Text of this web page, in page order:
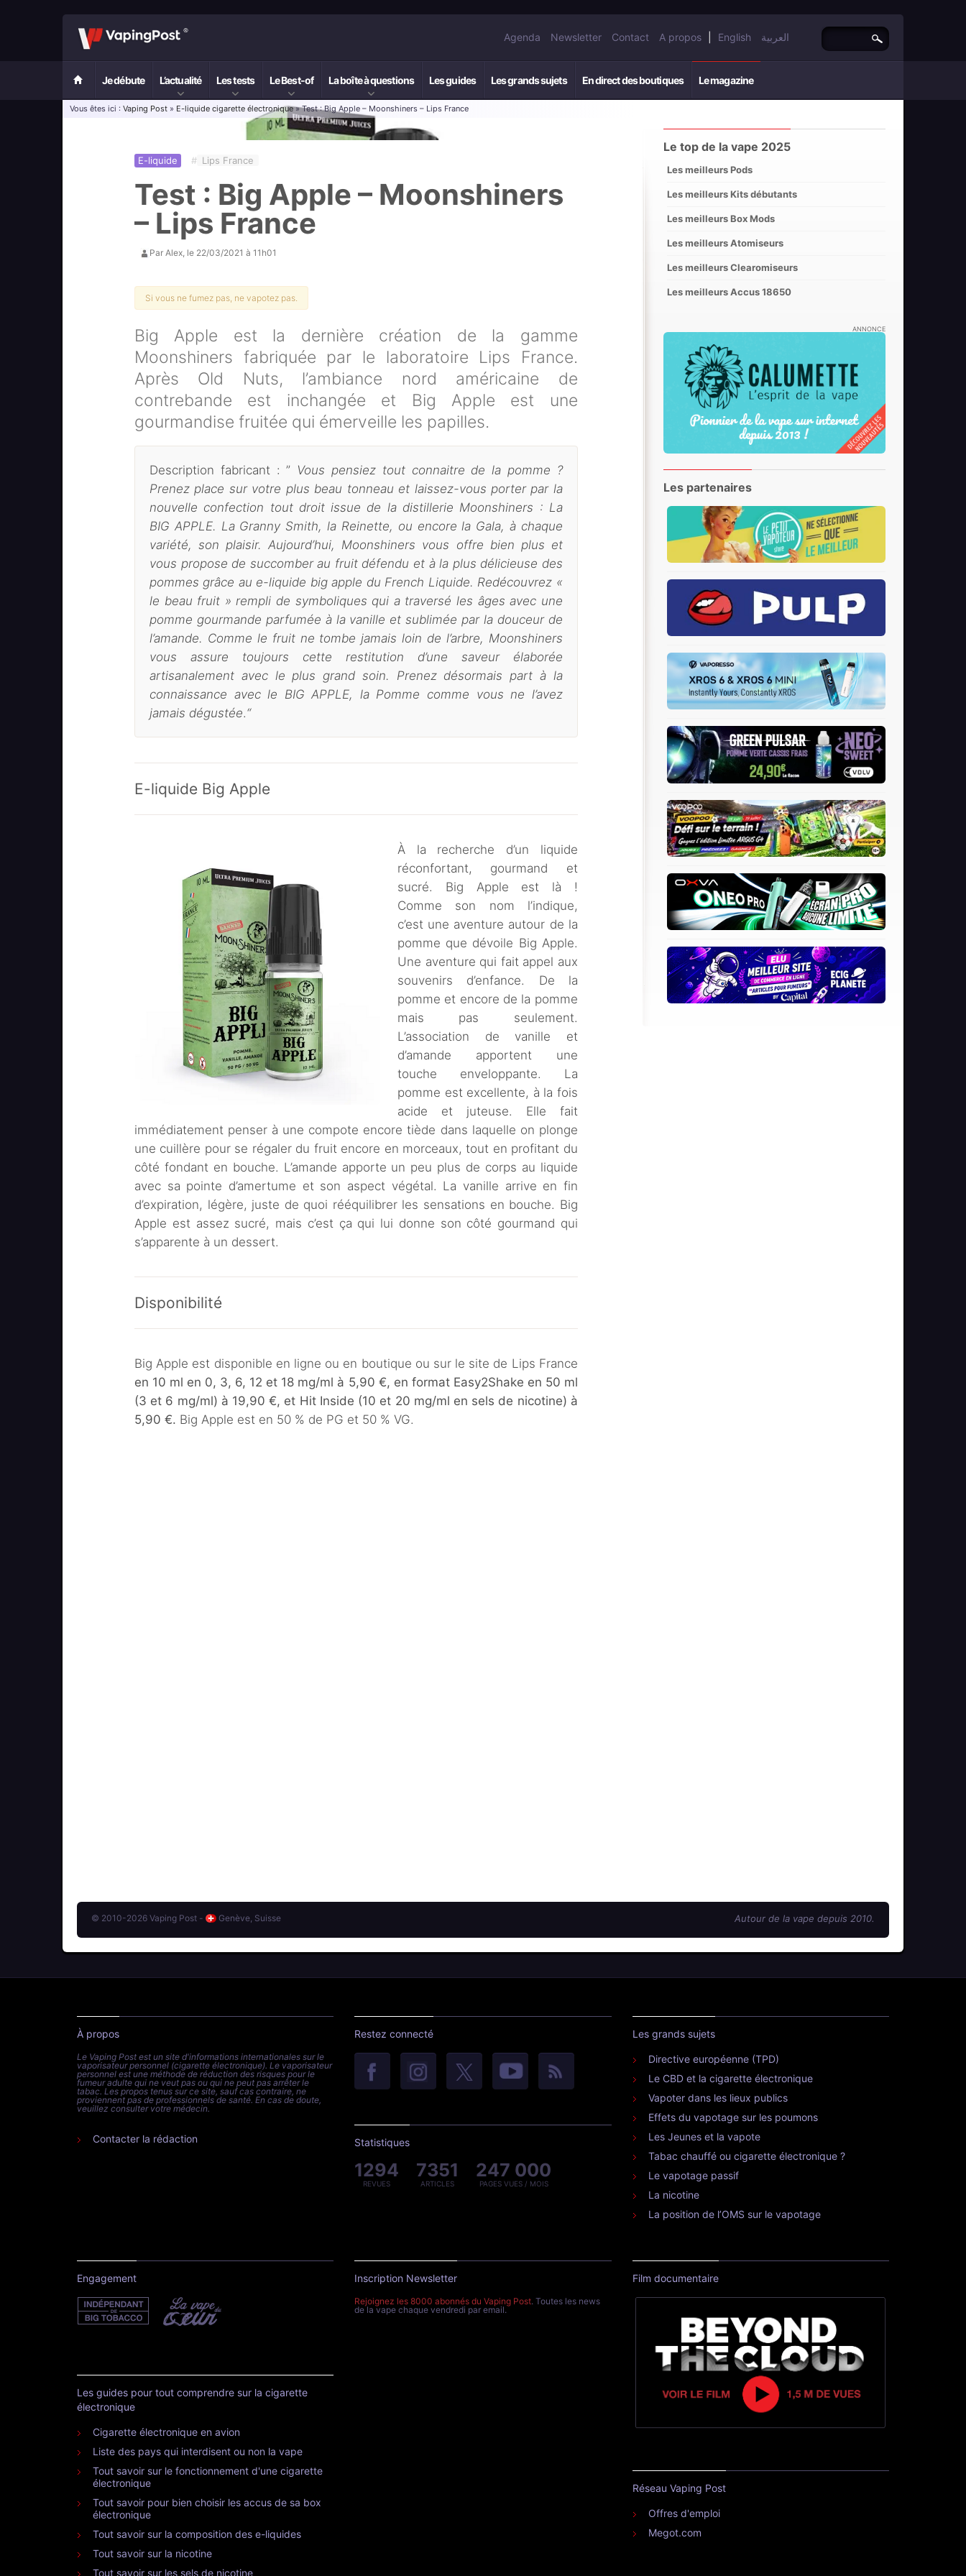
Agenda Newsletter Contact A propos English العربية
Je débute L’actualité Les tests Le Best-of La boîte à questions Les guides Les grands sujets En direct des boutiques Le magazine
Vous êtes ici : Vaping Post » E-liquide cigarette électronique» Test : Big Apple – Moonshiners – Lips France
Test : Big Apple – Moonshiners
– Lips France
E-liquide # Lips France
Par Alex, le 22/03/2021 à 11h01
Si vous ne fumez pas, ne vapotez pas.
Big Apple est la dernière création de la gamme
Moonshiners fabriquée par le laboratoire Lips France.
Après Old Nuts, l’ambiance nord américaine de
contrebande est inchangée et Big Apple est une
gourmandise fruitée qui émerveille les papilles.
Description fabricant : ” Vous pensiez tout connaitre de la pomme ?
Prenez place sur votre plus beau tonneau et laissez-vous porter par la
nouvelle confection tout droit issue de la distillerie Moonshiners : La
BIG APPLE. La Granny Smith, la Reinette, ou encore la Gala, à chaque
variété, son plaisir. Aujourd’hui, Moonshiners vous offre bien plus et
vous propose de succomber au fruit défendu et à la plus délicieuse des
pommes grâce au e-liquide big apple du French Liquide. Redécouvrez «
le beau fruit » rempli de symboliques qui a traversé les âges avec une
pomme gourmande parfumée à la vanille et sublimée par la douceur de
l’amande. Comme le fruit ne tombe jamais loin de l’arbre, Moonshiners
vous assure toujours cette restitution d’une saveur élaborée
artisanalement avec le plus grand soin. Prenez désormais part à la
connaissance avec le BIG APPLE, la Pomme comme vous ne l’avez
jamais dégustée.“
E-liquide Big Apple
À la recherche d’un liquide
réconfortant, gourmand et
sucré. Big Apple est là !
Comme son nom l’indique,
c’est une aventure autour de la
pomme que dévoile Big Apple.
Une aventure qui fait appel aux
souvenirs d’enfance. De la
pomme et encore de la pomme
mais pas seulement.
L’association de vanille et
d’amande apportent une
touche enveloppante. La
pomme est excellente, à la fois
acide et juteuse. Elle fait
immédiatement penser à une compote encore tiède dans laquelle on plonge
une cuillère pour se régaler du fruit encore en morceaux, tout en profitant du
côté fondant en bouche. L’amande apporte un peu plus de corps au liquide
avec sa pointe d’amertume et son aspect végétal. La vanille arrive en fin
d’expiration, légère, juste de quoi rééquilibrer les sensations en bouche. Big
Apple est assez sucré, mais c’est ça qui lui donne son côté gourmand qui
s’apparente à un dessert.
Disponibilité
Big Apple est disponible en ligne ou en boutique ou sur le site de Lips France
en 10 ml en 0, 3, 6, 12 et 18 mg/ml à 5,90 €, en format Easy2Shake en 50 ml
(3 et 6 mg/ml) à 19,90 €, et Hit Inside (10 et 20 mg/ml en sels de nicotine) à
5,90 €. Big Apple est en 50 % de PG et 50 % VG.
Le top de la vape 2025
Les meilleurs Pods
Les meilleurs Kits débutants
Les meilleurs Box Mods
Les meilleurs Atomiseurs
Les meilleurs Clearomiseurs
Les meilleurs Accus 18650
ANNONCE
Les partenaires
© 2010-2026 Vaping Post - Genève, Suisse Autour de la vape depuis 2010.
À propos
Le Vaping Post est un site d'informations internationales sur le
vaporisateur personnel (cigarette électronique). Le vaporisateur
personnel est une méthode de réduction des risques pour le
fumeur adulte qui ne veut pas ou qui ne peut pas arrêter le
tabac. Les propos tenus sur ce site, sauf cas contraire, ne
proviennent pas de professionnels de santé. En cas de doute,
veuillez consulter votre médecin.
Contacter la rédaction
Restez connecté
Statistiques
1294
REVUES
7351
ARTICLES
247 000
PAGES VUES / MOIS
Les grands sujets
Directive européenne (TPD)
Le CBD et la cigarette électronique
Vapoter dans les lieux publics
Effets du vapotage sur les poumons
Les Jeunes et la vapote
Tabac chauffé ou cigarette électronique ?
Le vapotage passif
La nicotine
La position de l’OMS sur le vapotage
Engagement
Les guides pour tout comprendre sur la cigarette
électronique
Cigarette électronique en avion
Liste des pays qui interdisent ou non la vape
Tout savoir sur le fonctionnement d'une cigarette
électronique
Tout savoir pour bien choisir les accus de sa box
électronique
Tout savoir sur la composition des e-liquides
Tout savoir sur la nicotine
Tout savoir sur les sels de nicotine
Inscription Newsletter
Rejoignez les 8000 abonnés du Vaping Post. Toutes les news
de la vape chaque vendredi par email.
Film documentaire
Réseau Vaping Post
Offres d'emploi
Megot.com